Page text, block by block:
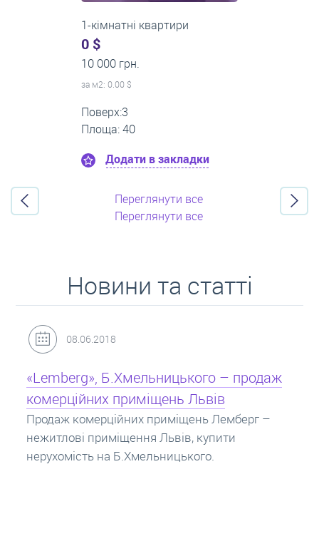
2-кімнатні квартири
0 $
16 000 грн.
за м2: 0.00 $
Поверх:11
Площа: 55
Додати в закладки
Переглянути все
Переглянути все
Новини та статті
31.05.2018
Кредит під заставу нерухомості: іпотека
Іпотека на квартиру – кредит на житло під
заставу нерухомості. Купити в іпотеку – що
потрібно знати? Консультація від Експертів
про іпотечні кредити.